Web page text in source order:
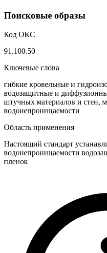
Поисковые образы
Код ОКС
91.100.50
Ключевые слова
гибкие кровельные и
водозащитные и
штучных материалов и стен,
водонепроницаемости
Область применения
Настоящий стандарт
водонепроницаемости
пленок